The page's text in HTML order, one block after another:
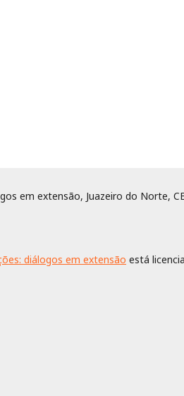
em extensão, Juazeiro do Norte,
diálogos em extensão está